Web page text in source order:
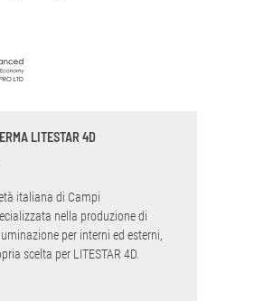
LITESTAR 4D
italiana di Campi
nella produzione di
per interni ed esterni,
scelta per LITESTAR 4D.